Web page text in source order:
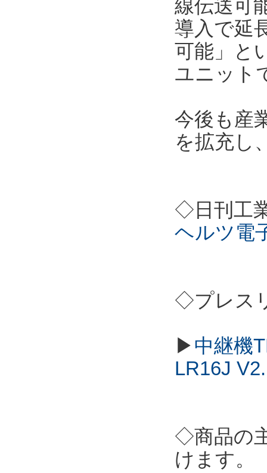
線伝送可
導入で延
可能」と
ユニット
今後も産
を拡充し
◇日刊工
ヘルツ電
◇プレス
▶中継機
LR16J
◇商品の
けます。